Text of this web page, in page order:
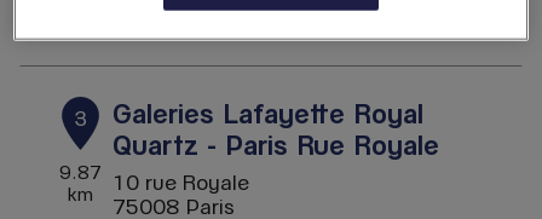
Voir plus Itinéraire
3
9.87
km
Galeries Lafayette Royal
Quartz - Paris Rue Royale
10 rue Royale
75008 Paris